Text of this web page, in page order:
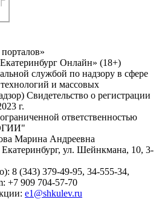
Онлайн» (18+)
службой по надзору в сфере
и массовых
Свидетельство о регистрации
г.
ответственностью
Марина Андреевна
ул. Шейнкмана, 10, 3-
8 (343) 379-49-95, 34-555-34,
+7 909 704-57-70
e1@shkulev.ru